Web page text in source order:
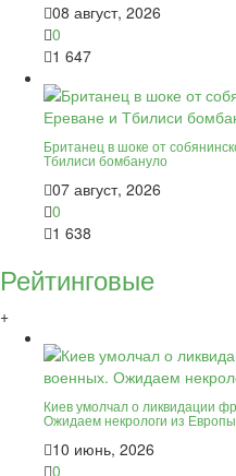
08 август, 2026
0
1 647
Британец в шоке от
Тбилиси бомбануло
07 август, 2026
0
1 638
Рейтинговые
+
Киев умолчал о ликвидации
Ожидаем некрологи из Европы
10 июнь, 2026
0